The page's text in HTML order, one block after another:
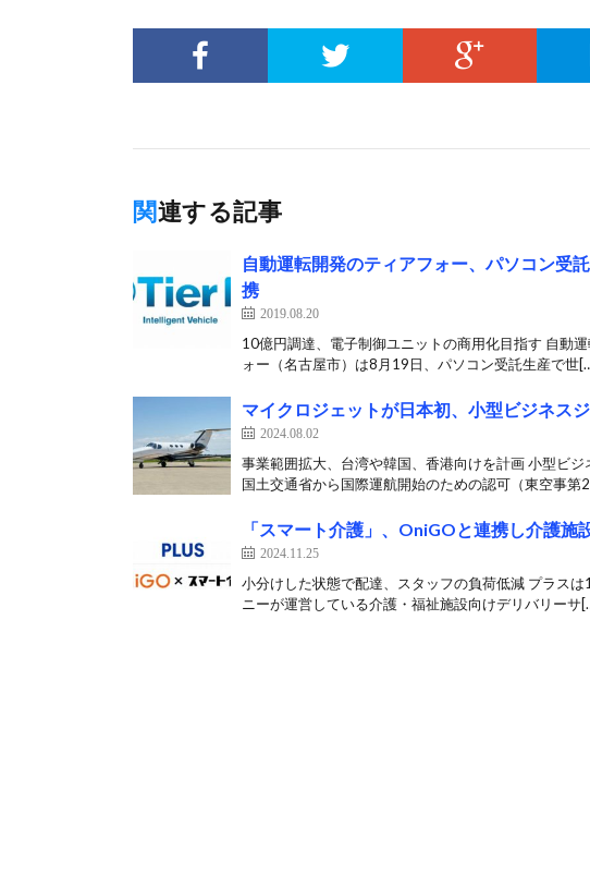
関連する記事
自動運転開発のティアフォー、パソコン受
携
2019.08.20
10億円調達、電子制御ユニットの商用化目指す 自動
ォー（名古屋市）は8月19日、パソコン受託生産で世
マイクロジェットが日本初、小型ビジネス
2024.08.02
事業範囲拡大、台湾や韓国、香港向けを計画 小型ビ
国土交通省から国際運航開始のための認可（東空事第
「スマート介護」、OniGOと連携し介護
2024.11.25
小分けした状態で配達、スタッフの負荷低減 プラス
ニーが運営している介護・福祉施設向けデリバリーサ